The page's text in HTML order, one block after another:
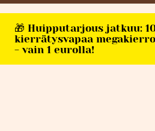
🎁 Huipputarjous jatkuu:
kierrätysvapaa
- vain 1 eurolla!